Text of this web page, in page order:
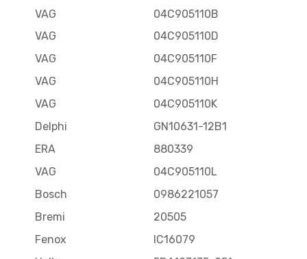
VAG
04C905110B
VAG
04C905110D
VAG
04C905110F
VAG
04C905110H
VAG
04C905110K
Delphi
GN10631-12B1
ERA
880339
VAG
04C905110L
Bosch
0986221057
Bremi
20505
Fenox
IC16079